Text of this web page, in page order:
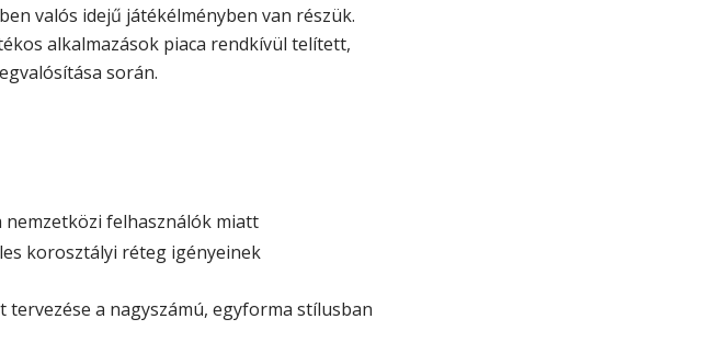
valós idejű játékélményben van részük.
alkalmazások piaca rendkívül telített,
során.
felhasználók miatt
korosztályi réteg igényeinek
a nagyszámú, egyforma stílusban